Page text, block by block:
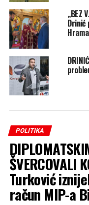
„BEZ
Drinić
POLITIKA
ŠVERCOVALI
Turković
račun MIP-a